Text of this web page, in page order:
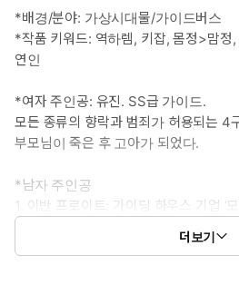
*배경/분야: 가상시대물/가이드버스
*작품 키워드: 역하렘, 키잡, 몸정>맘정
연인
*여자 주인공: 유진. SS급 가이드.
모든 종류의 향락과 범죄가 허용되는 4
부모님이 죽은 후 고아가 되었다.
*남자 주인공
1. 이반 프로이트: 가이딩 하우스 기업 ‘
사람들과의 접촉을 극도로 꺼린다. 불치
더보기